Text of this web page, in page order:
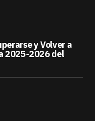
y Volver a
2025-2026 del